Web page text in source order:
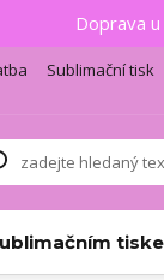
Doprava
Sublimační tisk